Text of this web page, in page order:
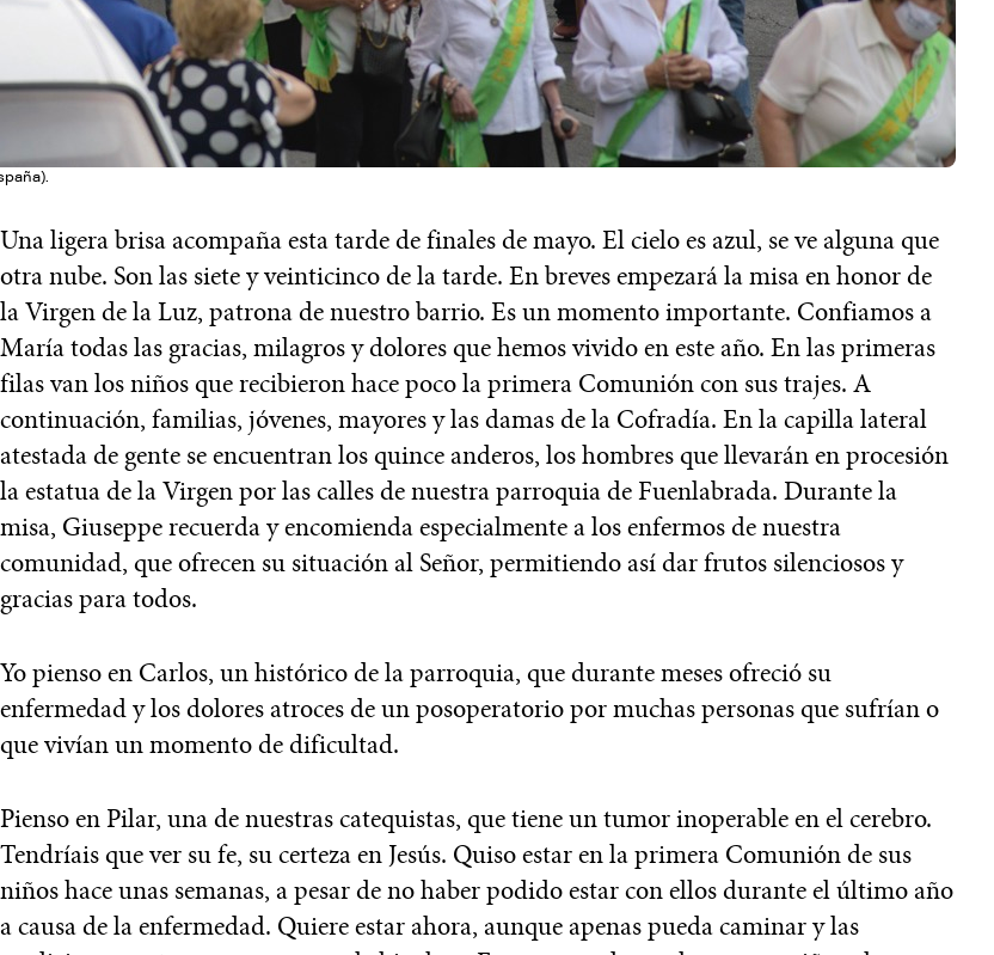
Una ligera brisa acompaña esta tarde de finales de mayo. El cielo es azul, se ve alguna que
otra nube. Son las siete y veinticinco de la tarde. En breves empezará la misa en honor de
la Virgen de la Luz, patrona de nuestro barrio. Es un momento importante. Confiamos a
María todas las gracias, milagros y dolores que hemos vivido en este año. En las primeras
filas van los niños que recibieron hace poco la primera Comunión con sus trajes. A
continuación, familias, jóvenes, mayores y las damas de la Cofradía. En la capilla lateral
atestada de gente se encuentran los quince anderos, los hombres que llevarán en procesión
la estatua de la Virgen por las calles de nuestra parroquia de Fuenlabrada. Durante la
misa, Giuseppe recuerda y encomienda especialmente a los enfermos de nuestra
comunidad, que ofrecen su situación al Señor, permitiendo así dar frutos silenciosos y
gracias para todos.
Yo pienso en Carlos, un histórico de la parroquia, que durante meses ofreció su
enfermedad y los dolores atroces de un posoperatorio por muchas personas que sufrían o
que vivían un momento de dificultad.
Pienso en Pilar, una de nuestras catequistas, que tiene un tumor inoperable en el cerebro.
Tendríais que ver su fe, su certeza en Jesús. Quiso estar en la primera Comunión de sus
niños hace unas semanas, a pesar de no haber podido estar con ellos durante el último año
a causa de la enfermedad. Quiere estar ahora, aunque apenas pueda caminar y las